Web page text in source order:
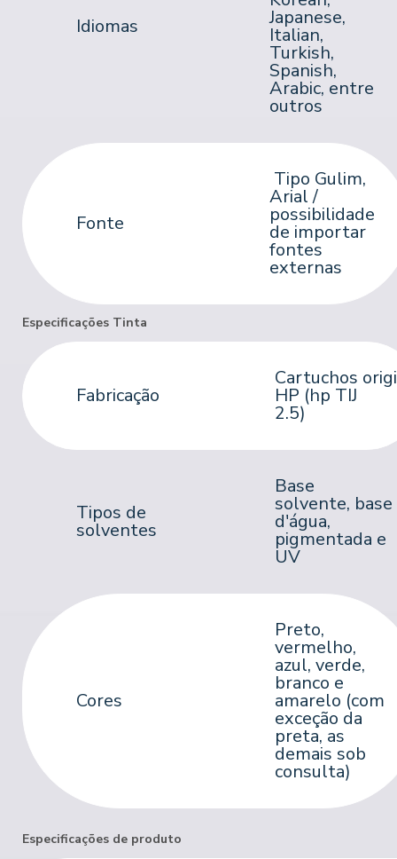
Idiomas Japanese,
Italian,
Turkish,
Spanish,
Arabic, entre
outros
Fonte
Tipo Gulim,
Arial /
possibilidade
de importar
fontes
externas
Especificações Tinta
Fabricação
Cartuchos
HP (hp TIJ
2.5)
Tipos de
solventes
Base
solvente, base
d'água,
pigmentada e
UV
Cores
Preto,
vermelho,
azul, verde,
branco e
amarelo (com
exceção da
preta, as
demais sob
consulta)
Especificações de produto